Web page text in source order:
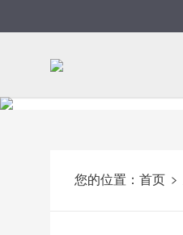
您的位置： 首页